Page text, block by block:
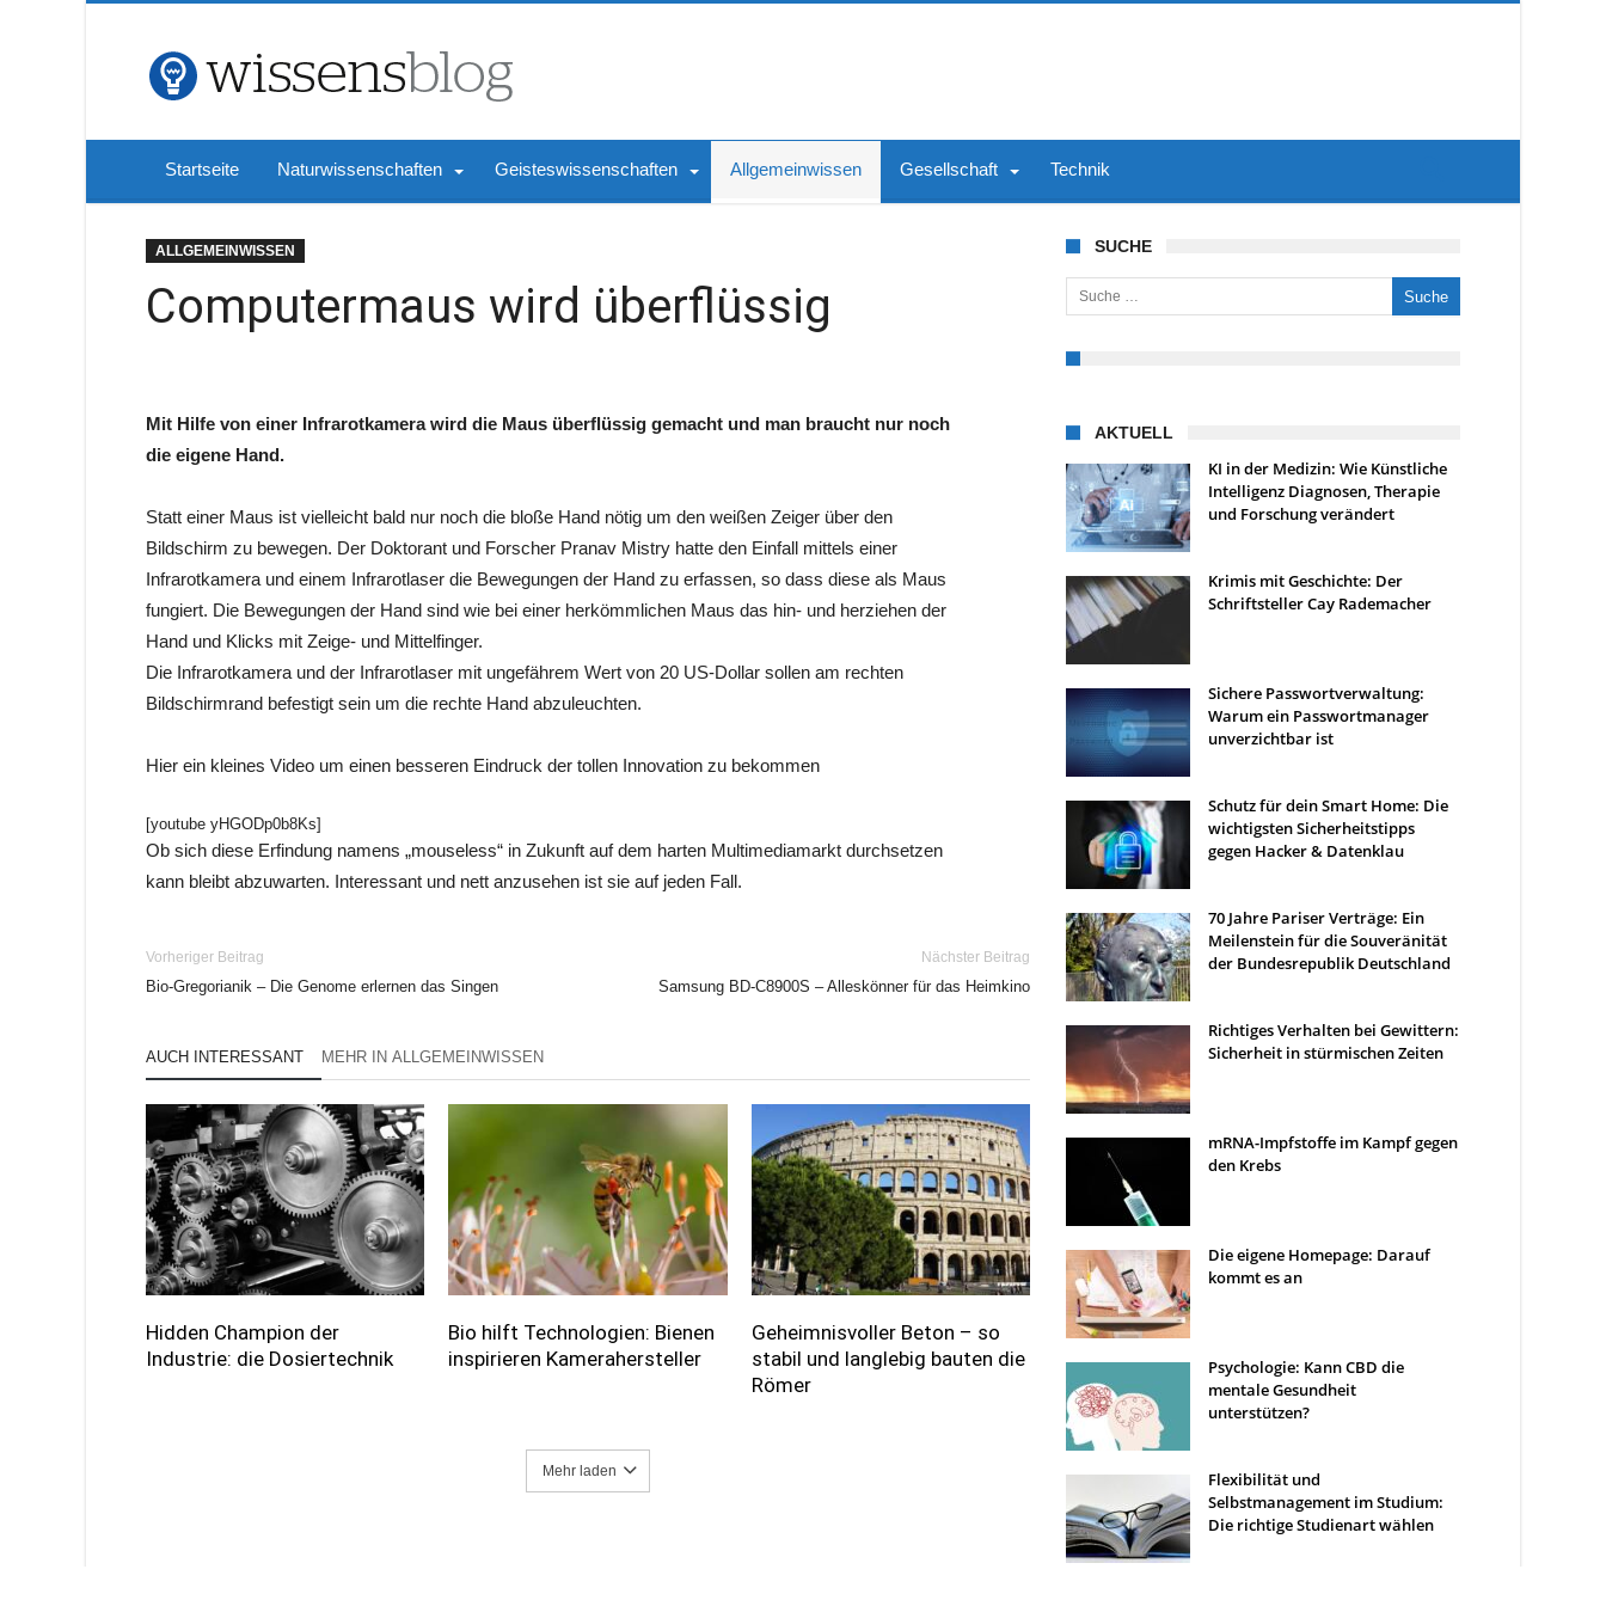
Startseite Naturwissenschaften Geisteswissenschaften Allgemeinwissen Gesellschaft Technik
ALLGEMEINWISSEN
Computermaus wird überflüssig
Mit Hilfe von einer Infrarotkamera wird die Maus überflüssig gemacht und man braucht nur noch
die eigene Hand.
Statt einer Maus ist vielleicht bald nur noch die bloße Hand nötig um den weißen Zeiger über den
Bildschirm zu bewegen. Der Doktorant und Forscher Pranav Mistry hatte den Einfall mittels einer
Infrarotkamera und einem Infrarotlaser die Bewegungen der Hand zu erfassen, so dass diese als Maus
fungiert. Die Bewegungen der Hand sind wie bei einer herkömmlichen Maus das hin- und herziehen der
Hand und Klicks mit Zeige- und Mittelfinger.
Die Infrarotkamera und der Infrarotlaser mit ungefährem Wert von 20 US-Dollar sollen am rechten
Bildschirmrand befestigt sein um die rechte Hand abzuleuchten.
Hier ein kleines Video um einen besseren Eindruck der tollen Innovation zu bekommen
[youtube yHGODp0b8Ks]
Ob sich diese Erfindung namens „mouseless“ in Zukunft auf dem harten Multimediamarkt durchsetzen
kann bleibt abzuwarten. Interessant und nett anzusehen ist sie auf jeden Fall.
Vorheriger Beitrag
Bio-Gregorianik – Die Genome erlernen das Singen
Nächster Beitrag
Samsung BD-C8900S – Alleskönner für das Heimkino
AUCH INTERESSANT MEHR IN ALLGEMEINWISSEN
Hidden Champion der
Industrie: die Dosiertechnik
Bio hilft Technologien: Bienen
inspirieren Kamerahersteller
Geheimnisvoller Beton – so
stabil und langlebig bauten die
Römer
Mehr laden
SUCHE
Suche nach:
AKTUELL
KI in der Medizin: Wie Künstliche
Intelligenz Diagnosen, Therapie
und Forschung verändert
Krimis mit Geschichte: Der
Schriftsteller Cay Rademacher
Sichere Passwortverwaltung:
Warum ein Passwortmanager
unverzichtbar ist
Schutz für dein Smart Home: Die
wichtigsten Sicherheitstipps
gegen Hacker & Datenklau
70 Jahre Pariser Verträge: Ein
Meilenstein für die Souveränität
der Bundesrepublik Deutschland
Richtiges Verhalten bei Gewittern:
Sicherheit in stürmischen Zeiten
mRNA-Impfstoffe im Kampf gegen
den Krebs
Die eigene Homepage: Darauf
kommt es an
Psychologie: Kann CBD die
mentale Gesundheit
unterstützen?
Flexibilität und
Selbstmanagement im Studium:
Die richtige Studienart wählen